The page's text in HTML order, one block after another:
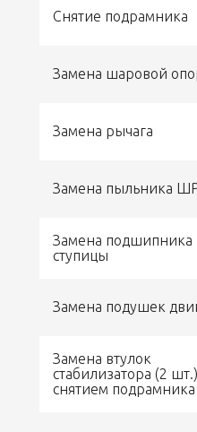
Снятие подрамника
Замена шаровой
Замена рычага
Замена пыльника
Замена подшипника
ступицы
Замена подушек
Замена втулок
стабилизатора (2
снятием подрамника